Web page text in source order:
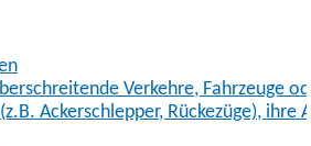
Verkehre, Fahrzeuge
Ackerschlepper, Rückezüge), ihre